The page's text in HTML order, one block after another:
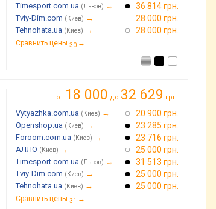
Timesport.com.ua (Львов) → 36 814 грн.
Tviy-Dim.com (Киев) → 28 000 грн.
Tehnohata.ua (Киев) → 28 000 грн.
Сравнить цены 30 →
от 18 000 до 32 629 грн.
Vytyazhka.com.ua (Киев) → 20 900 грн.
Openshop.ua (Киев) → 23 285 грн.
Foroom.com.ua (Киев) → 23 716 грн.
АЛЛО (Киев) → 25 000 грн.
Timesport.com.ua (Львов) → 31 513 грн.
Tviy-Dim.com (Киев) → 25 000 грн.
Tehnohata.ua (Киев) → 25 000 грн.
Сравнить цены 31 →